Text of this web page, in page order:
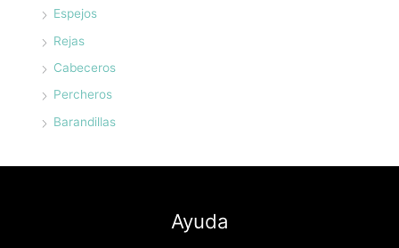
Espejos
Rejas
Cabeceros
Percheros
Barandillas
Ayuda